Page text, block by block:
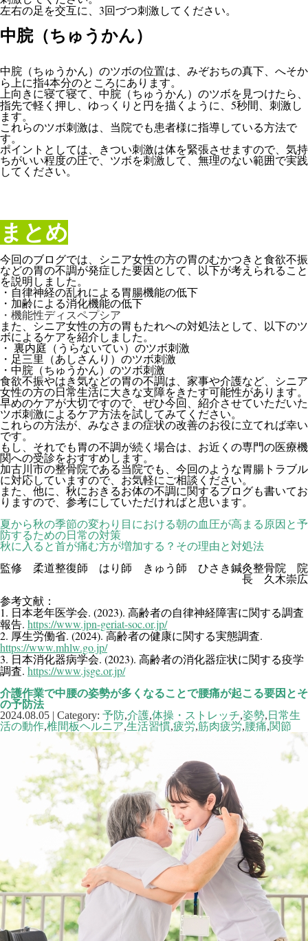
左右の足を交互に、 3回づつ刺激してください。
中脘（ちゅうかん）
中脘（ちゅうかん）のツボの位置は、みぞおちの真下、へそか
ら上に指4本分のところにあります。
上向きに寝て寝て、中脘（ちゅうかん）のツボを見つけたら、
指先で軽く押し、ゆっくりと円を描くように、 5秒間、刺激し
ます。
これらのツボ刺激は、当院でも患者様に指導している方法で
す。
ポイントとしては、きつい刺激は体を緊張させますので、気持
ちがいい程度の圧で、ツボを刺激して、無理のない範囲で実践
してください。
まとめ
今回のブログでは、シニア女性の方の胃のむかつきと食欲不振
などの胃の不調が発症した要因として、以下が考えられること
を説明しました。
・自律神経の乱れによる胃腸機能の低下
・加齢による消化機能の低下
・ 機能性ディスペプシア
また、シニア女性の方の胃もたれへの対処法として、以下のツ
ボによるケアを紹介しました。
・ 裏内庭（うらないてい）のツボ刺激
・足三里（あしさんり）のツボ刺激
・中脘（ちゅうかん）のツボ刺激
食欲不振やはき気などの胃の不調は、家事や介護など、シニア
女性の方の日常生活に大きな支障をきたす可能性があります。
早めのケアが大切ですので、ぜひ今回、紹介させていただいた
ツボ刺激によるケア方法を試してみてください。
これらの方法が、みなさまの症状の改善のお役に立てれば幸い
です。
もし、それでも胃の不調が続く場合は、お近くの専門の医療機
関への受診をおすすめします。
加古川市の整骨院である当院でも、今回のような胃腸トラブル
に対応していますので、お気軽にご相談ください。
また、他に、秋におきるお体の不調に関するブログも書いてお
りますので、参考にしていただければと思います。
夏から秋の季節の変わり目における朝の血圧が高まる原因と予
防するための日常の対策
秋に入ると首が痛む方が増加する？その理由と対処法
監修 柔道整復師 はり師 きゅう師 ひさき鍼灸整骨院 院
長 久木崇広
参考文献：
1. 日本老年医学会. (2023). 高齢者の自律神経障害に関する調査
報告. https://www.jpn-geriat-soc.or.jp/
2. 厚生労働省. (2024).高齢者の健康に関する実態調査.
https://www.mhlw.go.jp/
3. 日本消化器病学会. (2023). 高齢者の消化器症状に関する疫学
調査. https://www.jsge.or.jp/
介護作業で中腰の姿勢が多くなることで腰痛が起こる要因とそ
の予防法
2024.08.05 | Category: 予防,介護,体操・ストレッチ,姿勢, 日常生
活の動作,椎間板ヘルニア,生活習慣,疲労,筋肉疲労,腰痛,関節